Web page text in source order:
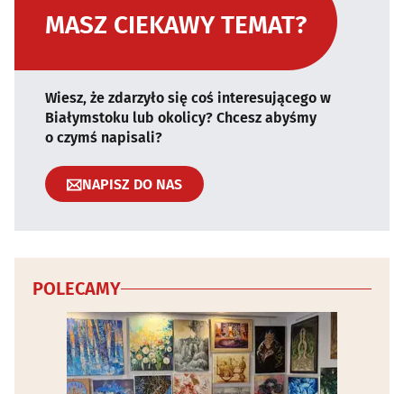
MASZ CIEKAWY TEMAT?
Wiesz, że zdarzyło się coś interesującego w
Białymstoku lub okolicy? Chcesz abyśmy
o czymś napisali?
NAPISZ DO NAS
POLECAMY